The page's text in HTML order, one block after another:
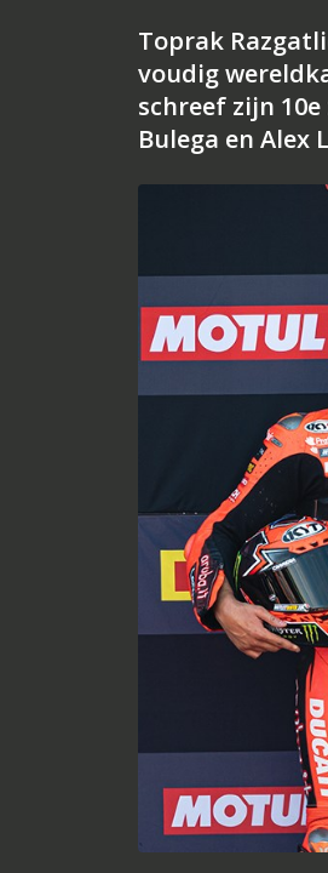
Toprak
voudig
schreef zijn
Bulega en Alex